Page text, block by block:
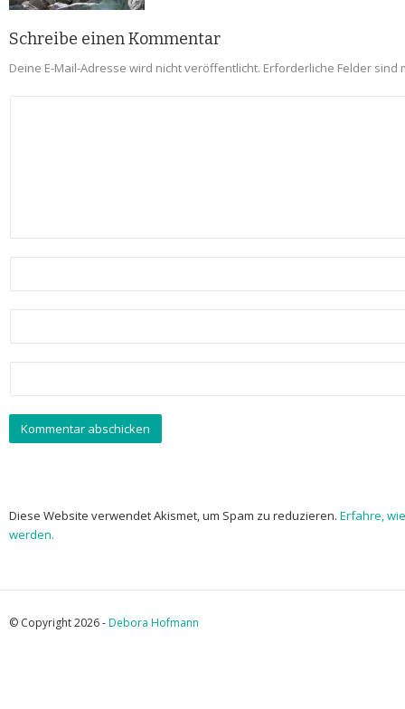
Schreibe einen Kommentar
Deine E-Mail-Adresse wird nicht veröffentlicht. Erforderliche Felder sind
Diese Website verwendet Akismet, um Spam zu reduzieren. Erfahre,
werden.
© Copyright 2026 -Debora Hofmann